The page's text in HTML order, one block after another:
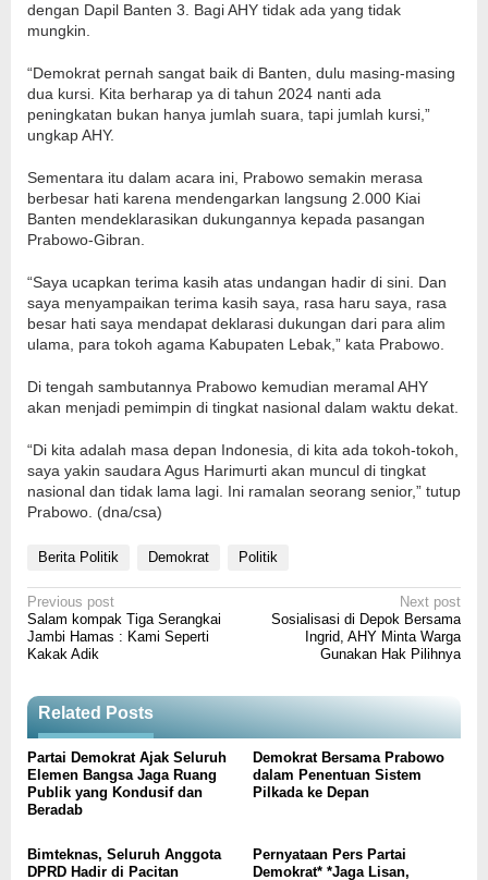
dengan Dapil Banten 3. Bagi AHY tidak ada yang tidak
mungkin.
“Demokrat pernah sangat baik di Banten, dulu masing-masing
dua kursi. Kita berharap ya di tahun 2024 nanti ada
peningkatan bukan hanya jumlah suara, tapi jumlah kursi,”
ungkap AHY.
Sementara itu dalam acara ini, Prabowo semakin merasa
berbesar hati karena mendengarkan langsung 2.000 Kiai
Banten mendeklarasikan dukungannya kepada pasangan
Prabowo-Gibran.
“Saya ucapkan terima kasih atas undangan hadir di sini. Dan
saya menyampaikan terima kasih saya, rasa haru saya, rasa
besar hati saya mendapat deklarasi dukungan dari para alim
ulama, para tokoh agama Kabupaten Lebak,” kata Prabowo.
Di tengah sambutannya Prabowo kemudian meramal AHY
akan menjadi pemimpin di tingkat nasional dalam waktu dekat.
“Di kita adalah masa depan Indonesia, di kita ada tokoh-tokoh,
saya yakin saudara Agus Harimurti akan muncul di tingkat
nasional dan tidak lama lagi. Ini ramalan seorang senior,” tutup
Prabowo. (dna/csa)
Berita Politik Demokrat Politik
Post
navigation
Previous post
Salam kompak Tiga Serangkai
Jambi Hamas : Kami Seperti
Kakak Adik
Next post
Sosialisasi di Depok Bersama
Ingrid, AHY Minta Warga
Gunakan Hak Pilihnya
Related Posts
Partai Demokrat Ajak Seluruh
Elemen Bangsa Jaga Ruang
Publik yang Kondusif dan
Beradab
Demokrat Bersama Prabowo
dalam Penentuan Sistem
Pilkada ke Depan
Bimteknas, Seluruh Anggota
DPRD Hadir di Pacitan
Pernyataan Pers Partai
Demokrat* *Jaga Lisan,